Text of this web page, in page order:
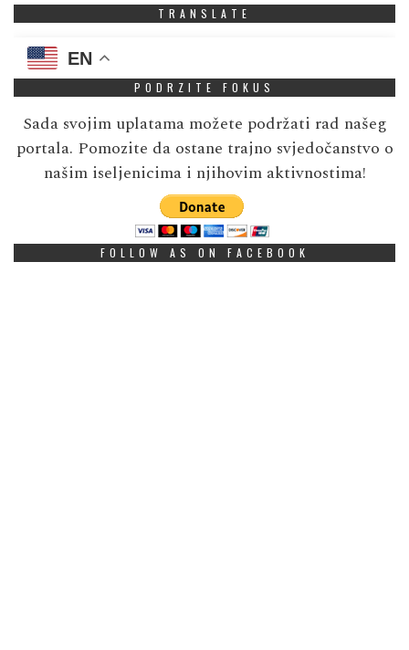
TRANSLATE
EN
PODRZITE FOKUS
Sada svojim uplatama možete podržati rad našeg
portala. Pomozite da ostane trajno svjedočanstvo o
našim iseljenicima i njihovim aktivnostima!
FOLLOW AS ON FACEBOOK